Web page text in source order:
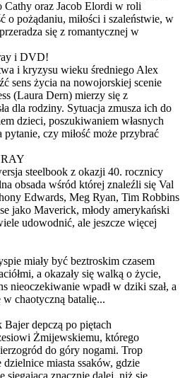
Cathy oraz Jacob Elordi w roli
o pożądaniu, miłości i szaleństwie, w
się z romantycznej w
i DVD!
i kryzysu wieku średniego Alex
sens życia na nowojorskiej scenie
(Laura Dern) mierzy się z
dla rodziny. Sytuacja zmusza ich do
dzieci, poszukiwaniem własnych
czy miłość może przybrać
steelbook z okazji 40. rocznicy
obsada wśród której znaleźli się Val
Edwards, Meg Ryan, Tim Robbins
jako Maverick, młody amerykański
udowodnić, ale jeszcze więcej
miały być beztroskim czasem
a okazały się walką o życie,
nieoczekiwanie wpadł w dziki szał, a
w chaotyczną batalię...
depczą po piętach
Żmijewskiemu, którego
do góry nogami. Trop
miasta ssaków, gdzie
znacznie dalej, niż się